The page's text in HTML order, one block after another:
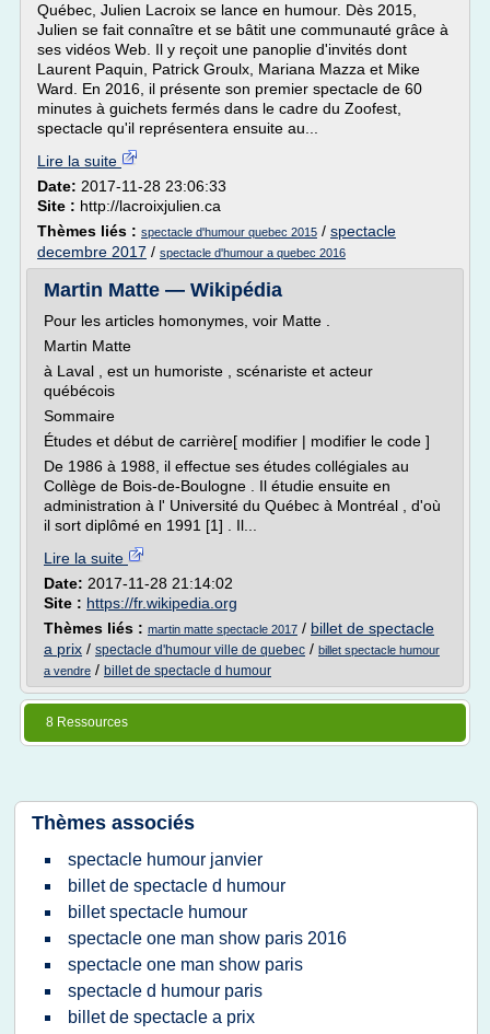
Québec, Julien Lacroix se lance en humour. Dès 2015,
Julien se fait connaître et se bâtit une communauté grâce à
ses vidéos Web. Il y reçoit une panoplie d'invités dont
Laurent Paquin, Patrick Groulx, Mariana Mazza et Mike
Ward. En 2016, il présente son premier spectacle de 60
minutes à guichets fermés dans le cadre du Zoofest,
spectacle qu'il représentera ensuite au...
Lire la suite
Date: 2017-11-28 23:06:33
Site : http://lacroixjulien.ca
Thèmes liés : spectacle d'humour quebec 2015 / spectacle
decembre 2017 / spectacle d'humour a quebec 2016
Martin Matte — Wikipédia
Pour les articles homonymes, voir Matte .
Martin Matte
à Laval , est un humoriste , scénariste et acteur
québécois
Sommaire
Études et début de carrière[ modifier | modifier le code ]
De 1986 à 1988, il effectue ses études collégiales au
Collège de Bois-de-Boulogne . Il étudie ensuite en
administration à l' Université du Québec à Montréal , d'où
il sort diplômé en 1991 [1] . Il...
Lire la suite
Date: 2017-11-28 21:14:02
Site : https://fr.wikipedia.org
Thèmes liés : martin matte spectacle 2017 / billet de spectacle
a prix / spectacle d'humour ville de quebec / billet spectacle humour
a vendre / billet de spectacle d humour
8 Ressources
Thèmes associés
spectacle humour janvier
billet de spectacle d humour
billet spectacle humour
spectacle one man show paris 2016
spectacle one man show paris
spectacle d humour paris
billet de spectacle a prix